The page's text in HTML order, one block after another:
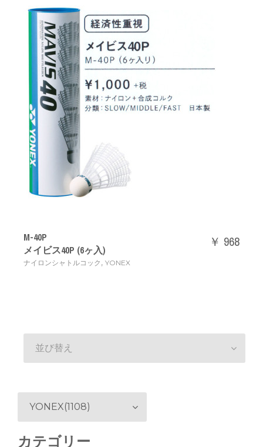
M-40P
メイビス40P (6ヶ入)
ナイロンシャトルコック , YONEX
￥ 968
並び替え
YONEX(1108)
カテゴリー